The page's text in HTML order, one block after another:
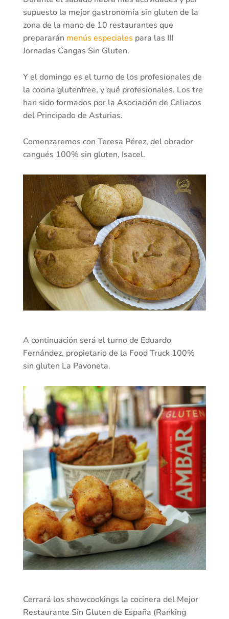
supuesto la mejor gastronomía sin gluten de la
zona de la mano de 10 restaurantes que
prepararán menús especiales para las III
Jornadas Cangas Sin Gluten.
Y el domingo es el turno de los profesionales de
la cocina glutenfree, y qué profesionales. Los tre
han sido formados por la Asociación de Celiacos
del Principado de Asturias.
Comenzaremos con Teresa Pérez, del obrador
cangués 100% sin gluten, Isacel.
A continuación será el turno de Eduardo
Fernández, propietario de la Food Truck 100%
sin gluten La Pavoneta.
Cerrará los showcookings la cocinera del Mejor
Restaurante Sin Gluten de España (Ranking